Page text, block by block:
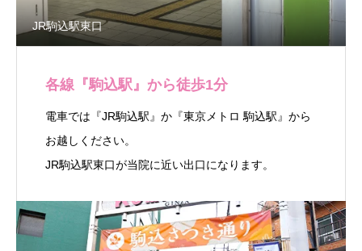
JR駒込駅東口
各線『駒込駅』から徒歩1分
電車では『JR駒込駅』か『東京メトロ 駒込駅』から
お越しください。
JR駒込駅東口が当院に近い出口になります。